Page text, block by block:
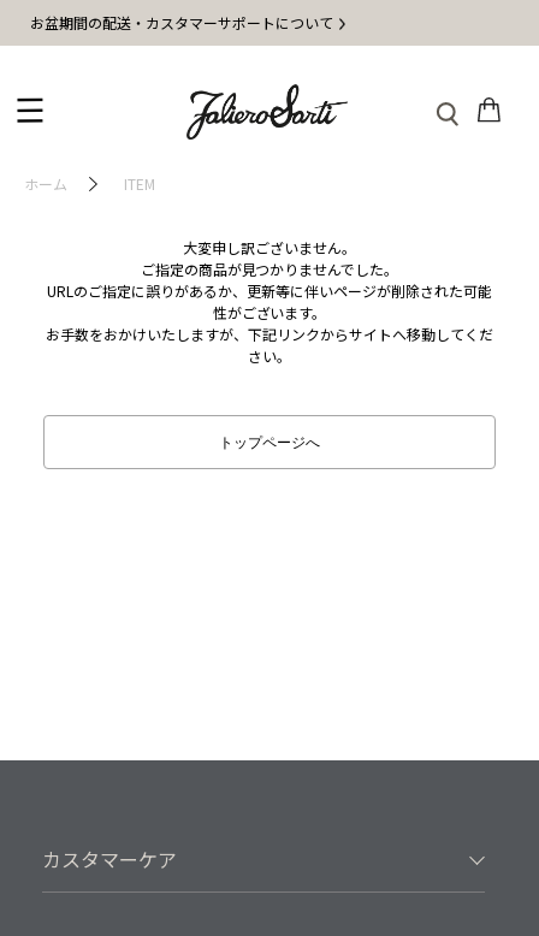
お盆期間の配送・カスタマーサポートについて
ホーム ITEM
大変申し訳ございません。
ご指定の商品が見つかりませんでした。
URLのご指定に誤りがあるか、更新等に伴いページが削除された可能
性がございます。
お手数をおかけいたしますが、下記リンクからサイトへ移動してくだ
さい。
トップページへ
カスタマーケア